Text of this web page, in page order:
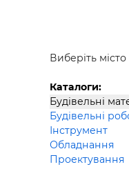
Виберіть місто
Каталоги:
Будівельні
Будівельні
Інструмент
Обладнання
Проектування